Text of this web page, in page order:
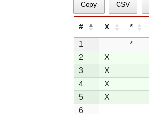
Copy CSV
# X *
1 *
2
X
3
X
4
X
5
X
6